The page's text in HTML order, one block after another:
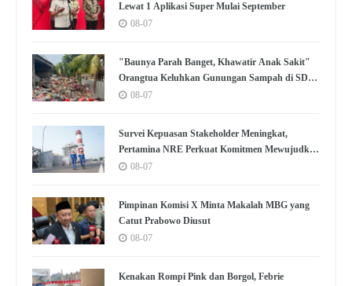
Lewat 1 Aplikasi Super Mulai September
08-07
"Baunya Parah Banget, Khawatir Anak Sakit"
Orangtua Keluhkan Gunungan Sampah di SDN
Kedaung Kali Angke
08-07
Survei Kepuasan Stakeholder Meningkat,
Pertamina NRE Perkuat Komitmen Mewujudkan
Transisi Energi Berkelanjutan
08-07
Pimpinan Komisi X Minta Makalah MBG yang
Catut Prabowo Diusut
08-07
Kenakan Rompi Pink dan Borgol, Febrie